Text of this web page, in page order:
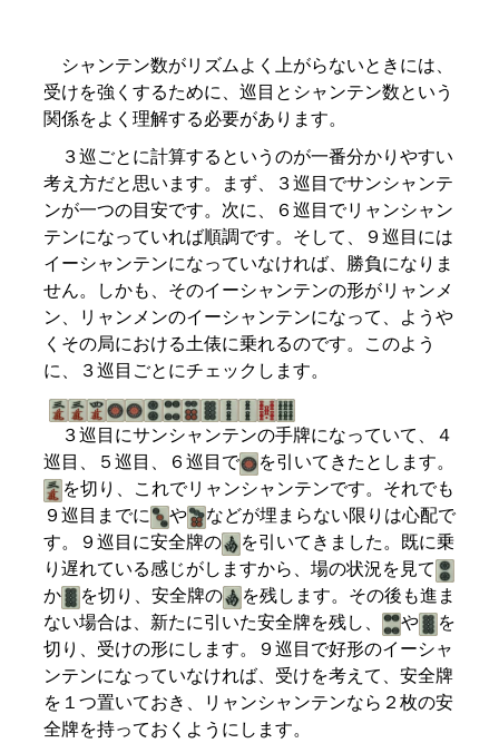
シャンテン数がリズムよく上がらないときには、
受けを強くするために、巡目とシャンテン数という
関係をよく理解する必要があります。
３巡ごとに計算するというのが一番分かりやすい
考え方だと思います。まず、３巡目でサンシャンテ
ンが一つの目安です。次に、６巡目でリャンシャン
テンになっていれば順調です。そして、９巡目には
イーシャンテンになっていなければ、勝負になりま
せん。しかも、そのイーシャンテンの形がリャンメ
ン、リャンメンのイーシャンテンになって、ようや
くその局における土俵に乗れるのです。このよう
に、３巡目ごとにチェックします。
３巡目にサンシャンテンの手牌になっていて、４
巡目、５巡目、６巡目で
を引いてきたとします。
を切り、これでリャンシャンテンです。それでも
９巡目までに
や
などが埋まらない限りは心配で
す。９巡目に安全牌の
を引いてきました。既に乗
り遅れている感じがしますから、場の状況を見て
か
を切り、安全牌の
を残します。その後も進ま
ない場合は、新たに引いた安全牌を残し、
や
を
切り、受けの形にします。９巡目で好形のイーシャ
ンテンになっていなければ、受けを考えて、安全牌
を１つ置いておき、リャンシャンテンなら２枚の安
全牌を持っておくようにします。